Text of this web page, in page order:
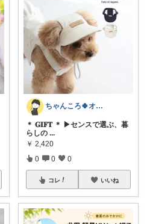
ちゃんころ🍀オリ写/インテリア/キッズ
＊ 𝐆𝐈𝐅𝐓 ＊ ▶センスで選ぶ、暮
らしの ...
￥ 2,420
0 0 0
コレ いいね